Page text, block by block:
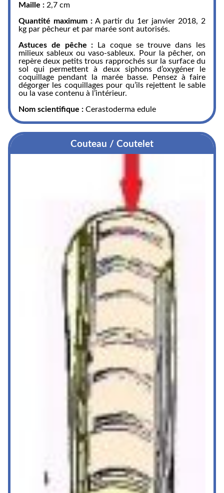
Maille : 2,7 cm
Quantité maximum :A partir du 1er janvier 2018, 2
kg par pêcheur et par marée sont autorisés.
Astuces de pêche : La coque se trouve dans les
milieux sableux ou vaso-sableux. Pour la pêcher, on
repère deux petits trous rapprochés sur la surface du
sol qui permettent à deux siphons d’oxygéner le
coquillage pendant la marée basse. Pensez à faire
dégorger les coquillages pour qu’ils rejettent le sable
ou la vase contenu à l’intérieur.
Nom scientifique : Cerastoderma edule
Couteau / Coutelet